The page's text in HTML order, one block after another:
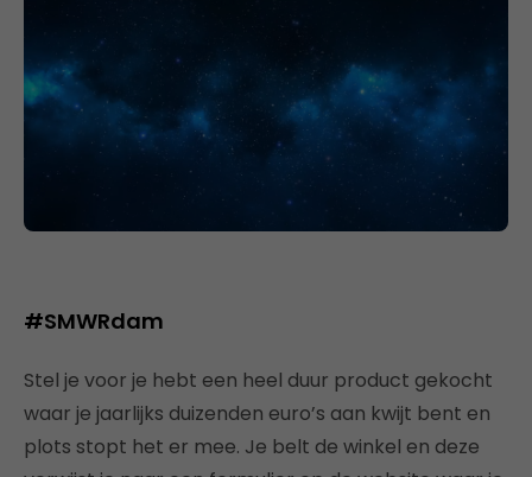
#SMWRdam
Stel je voor je hebt een heel duur product gekocht
waar je jaarlijks duizenden euro’s aan kwijt bent en
plots stopt het er mee. Je belt de winkel en deze